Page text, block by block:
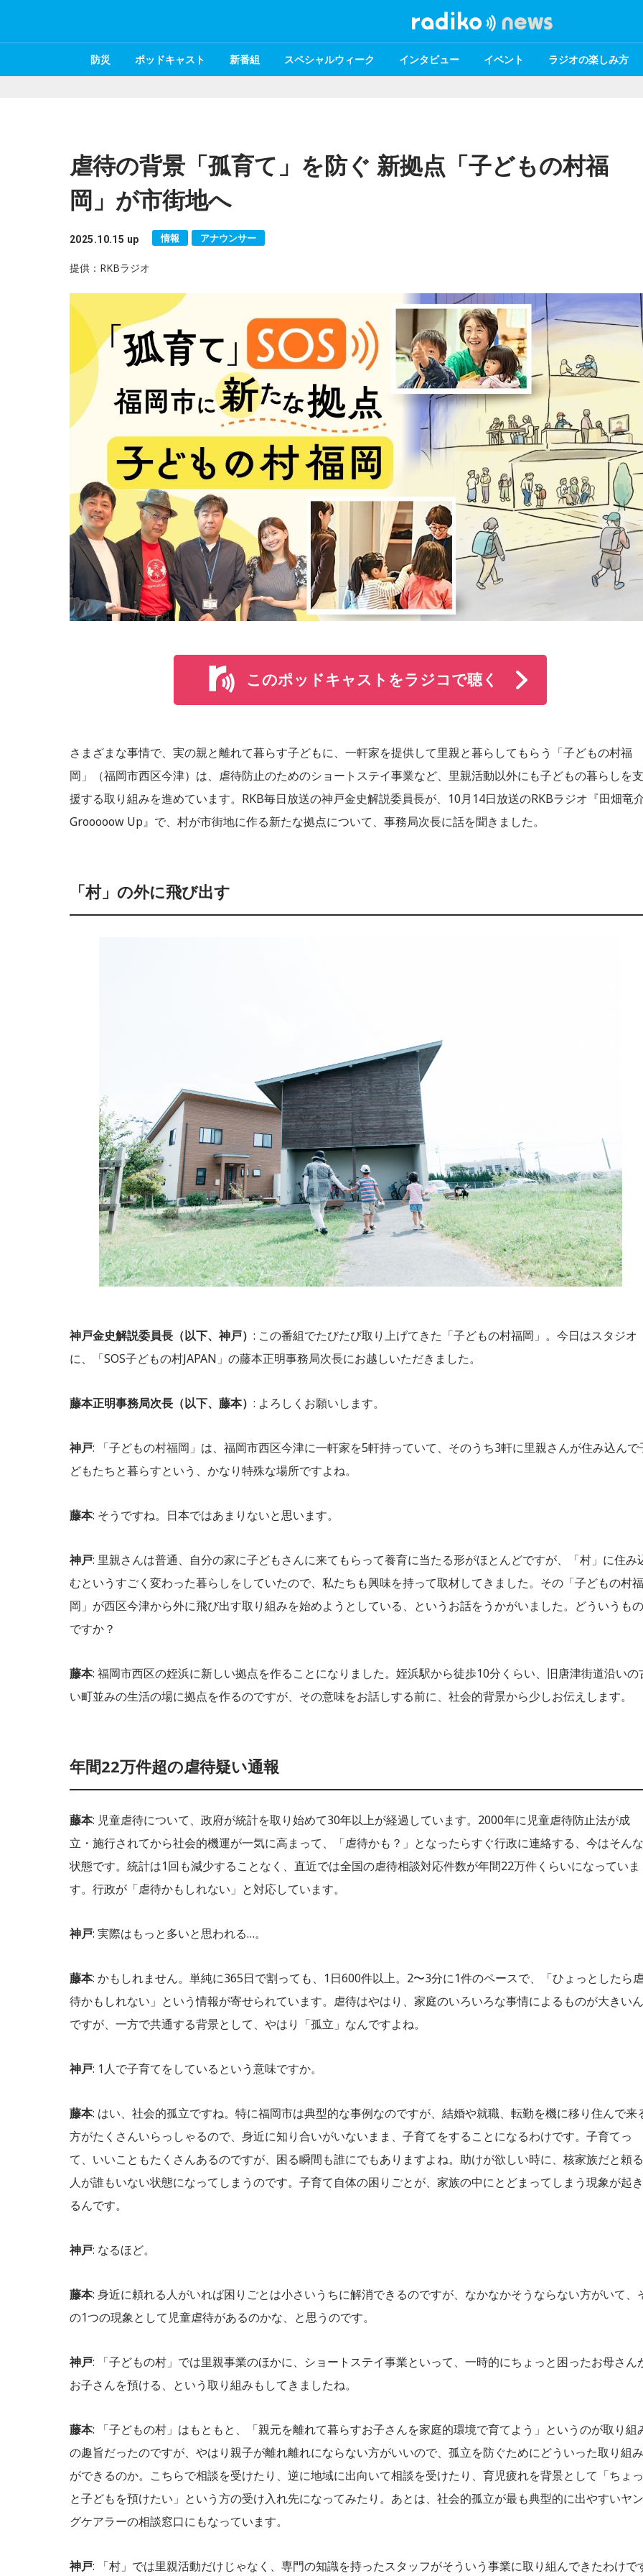
防災 ポッドキャスト 新番組 スペシャルウィーク インタビュー イベント ラジオの楽しみ方
虐待の背景「孤育て」を防ぐ 新拠点「子どもの村福
岡」が市街地へ
2025.10.15 up 情報 アナウンサー
提供：RKBラジオ
このポッドキャストをラジコで聴く
さまざまな事情で、実の親と離れて暮らす子どもに、一軒家を提供して里親と暮らしてもらう「子どもの村福
岡」（福岡市西区今津）は、虐待防止のためのショートステイ事業など、里親活動以外にも子どもの暮らしを支
援する取り組みを進めています。RKB毎日放送の神戸金史解説委員長が、10月14日放送のRKBラジオ『田畑竜
Grooooow Up』で、村が市街地に作る新たな拠点について、事務局次長に話を聞きました。
「村」の外に飛び出す
神戸金史解説委員長（以下、神戸） : この番組でたびたび取り上げてきた「子どもの村福岡」。今日はスタジオ
に、「SOS子どもの村JAPAN」の藤本正明事務局次長にお越しいただきました。
藤本正明事務局次長（以下、藤本） : よろしくお願いします。
神戸: 「子どもの村福岡」は、福岡市西区今津に一軒家を5軒持っていて、そのうち3軒に里親さんが住み込んで
どもたちと暮らすという、かなり特殊な場所ですよね。
藤本: そうですね。日本ではあまりないと思います。
神戸: 里親さんは普通、自分の家に子どもさんに来てもらって養育に当たる形がほとんどですが、「村」に住み
むというすごく変わった暮らしをしていたので、私たちも興味を持って取材してきました。その「子どもの村福
岡」が西区今津から外に飛び出す取り組みを始めようとしている、というお話をうかがいました。どういうもの
ですか？
藤本: 福岡市西区の姪浜に新しい拠点を作ることになりました。姪浜駅から徒歩10分くらい、旧唐津街道沿いの
い町並みの生活の場に拠点を作るのですが、その意味をお話しする前に、社会的背景から少しお伝えします。
年間22万件超の虐待疑い通報
藤本: 児童虐待について、政府が統計を取り始めて30年以上が経過しています。2000年に児童虐待防止法が成
立・施行されてから社会的機運が一気に高まって、「虐待かも？」となったらすぐ行政に連絡する、今はそんな
状態です。統計は1回も減少することなく、直近では全国の虐待相談対応件数が年間22万件くらいになっていま
す。行政が「虐待かもしれない」と対応しています。
神戸: 実際はもっと多いと思われる…。
藤本: かもしれません。単純に365日で割っても、1日600件以上。2〜3分に1件のペースで、「ひょっとしたら
待かもしれない」という情報が寄せられています。虐待はやはり、家庭のいろいろな事情によるものが大きいん
ですが、一方で共通する背景として、やはり「孤立」なんですよね。
神戸: 1人で子育てをしているという意味ですか。
藤本: はい、社会的孤立ですね。特に福岡市は典型的な事例なのですが、結婚や就職、転勤を機に移り住んで来
方がたくさんいらっしゃるので、身近に知り合いがいないまま、子育てをすることになるわけです。子育てっ
て、いいこともたくさんあるのですが、困る瞬間も誰にでもありますよね。助けが欲しい時に、核家族だと頼る
人が誰もいない状態になってしまうのです。子育て自体の困りごとが、家族の中にとどまってしまう現象が起き
るんです。
神戸: なるほど。
藤本: 身近に頼れる人がいれば困りごとは小さいうちに解消できるのですが、なかなかそうならない方がいて、
の1つの現象として児童虐待があるのかな、と思うのです。
神戸: 「子どもの村」では里親事業のほかに、ショートステイ事業といって、一時的にちょっと困ったお母さん
お子さんを預ける、という取り組みもしてきましたね。
藤本: 「子どもの村」はもともと、「親元を離れて暮らすお子さんを家庭的環境で育てよう」というのが取り組
の趣旨だったのですが、やはり親子が離れ離れにならない方がいいので、孤立を防ぐためにどういった取り組み
ができるのか。こちらで相談を受けたり、逆に地域に出向いて相談を受けたり、育児疲れを背景として「ちょっ
と子どもを預けたい」という方の受け入れ先になってみたり。あとは、社会的孤立が最も典型的に出やすいヤン
グケアラーの相談窓口にもなっています。
神戸: 「村」では里親活動だけじゃなく、専門の知識を持ったスタッフがそういう事業に取り組んできたわけで